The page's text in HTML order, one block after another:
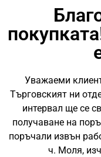
Уважаеми
Търговският ни
интервал ще се
получаване на
поръчали извън
ч. Моля,